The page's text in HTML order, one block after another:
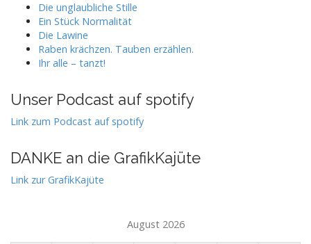
Die unglaubliche Stille
Ein Stück Normalität
Die Lawine
Raben krächzen. Tauben erzählen.
Ihr alle – tanzt!
Unser Podcast auf spotify
Link zum Podcast auf spotify
DANKE an die GrafikKajüte
Link zur GrafikKajüte
August 2026